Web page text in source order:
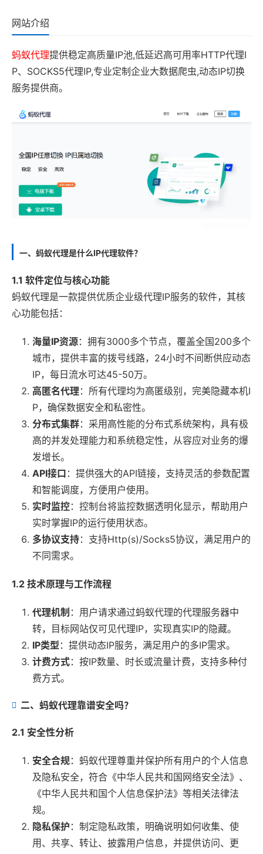
网站介绍
蚂蚁代理提供稳定高质量IP池,低延迟高可用率HTTP代理I
P、SOCKS5代理IP,专业定制企业大数据爬虫,动态IP切换
服务提供商。
一、蚂蚁代理是什么IP代理软件？
1.1 软件定位与核心功能
蚂蚁代理是一款提供优质企业级代理IP服务的软件，其核
心功能包括：
海量IP资源：拥有3000多个节点，覆盖全国200多个
城市，提供丰富的拨号线路，24小时不间断供应动态
IP，每日流水可达45-50万。
高匿名代理 ：所有代理均为高匿级别，完美隐藏本机I
P，确保数据安全和私密性。
分布式集群：采用高性能的分布式系统架构，具有极
高的并发处理能力和系统稳定性，从容应对业务的爆
发增长。
API接口 ：提供强大的API链接，支持灵活的参数配置
和智能调度，方便用户使用。
实时监控：控制台将监控数据透明化显示，帮助用户
实时掌握IP的运行使用状态。
多协议支持：支持Http(s)/Socks5协议，满足用户的
不同需求。
1.2 技术原理与工作流程
代理机制 ：用户请求通过蚂蚁代理的代理服务器中
转，目标网站仅可见代理IP，实现真实IP的隐藏。
IP类型 ：提供动态IP服务，满足用户的多IP需求。
计费方式：按IP数量、时长或流量计费，支持多种付
费方式。
二、蚂蚁代理靠谱安全吗？
2.1 安全性分析
安全合规：蚂蚁代理尊重并保护所有用户的个人信息
及隐私安全，符合《中华人民共和国网络安全法》、
《中华人民共和国个人信息保护法》等相关法律法
规。
隐私保护 ：制定隐私政策，明确说明如何收集、使
用、共享、转让、披露用户信息，并提供访问、更